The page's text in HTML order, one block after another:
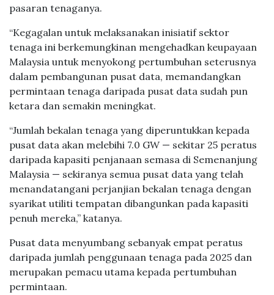
pasaran tenaganya.
“Kegagalan untuk melaksanakan inisiatif sektor
tenaga ini berkemungkinan mengehadkan keupayaan
Malaysia untuk menyokong pertumbuhan seterusnya
dalam pembangunan pusat data, memandangkan
permintaan tenaga daripada pusat data sudah pun
ketara dan semakin meningkat.
“Jumlah bekalan tenaga yang diperuntukkan kepada
pusat data akan melebihi 7.0 GW — sekitar 25 peratus
daripada kapasiti penjanaan semasa di Semenanjung
Malaysia — sekiranya semua pusat data yang telah
menandatangani perjanjian bekalan tenaga dengan
syarikat utiliti tempatan dibangunkan pada kapasiti
penuh mereka,” katanya.
Pusat data menyumbang sebanyak empat peratus
daripada jumlah penggunaan tenaga pada 2025 dan
merupakan pemacu utama kepada pertumbuhan
permintaan.